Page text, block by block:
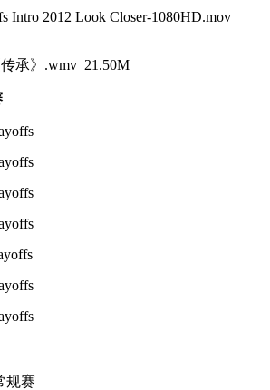
2012 Look Closer-1080HD.mov
承》.wmv 21.50M
规赛